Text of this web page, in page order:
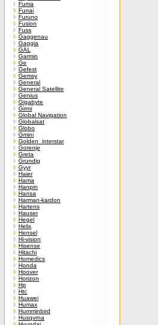
Fuma
Funai
Furuno
Fusion
Fuss
Gaggenau
Gaggia
GAL
Garmin
Ge
Gefest
Gemsy
General
General Satellite
Genius
Gigabyte
Girmi
Global Navigation
Globalsat
Globo
Gmini
Golden_interstar
Gorenje
Greta
Grundig
Gyyr
Haier
Hama
Hanpin
Hansa
Harman-kardon
Hartens
Hauser
Hegel
Helix
Hensel
Hi-vision
Hisense
Hitachi
Homedics
Honda
Hoover
Horizon
Hp
Htc
Huawei
Humax
Humminbird
Husqvrna